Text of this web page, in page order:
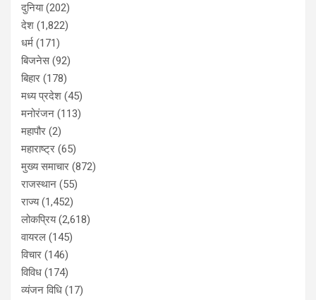
दुनिया(202)
देश (1,822)
धर्म (171)
बिजनेस(92)
बिहार (178)
मध्य प्रदेश (45)
मनोरंजन (113)
महापौर (2)
महाराष्ट्र (65)
मुख्य समाचार (872)
राजस्थान (55)
राज्य(1,452)
लोकप्रिय(2,618)
वायरल (145)
विचार (146)
विविध (174)
व्यंजन विधि (17)